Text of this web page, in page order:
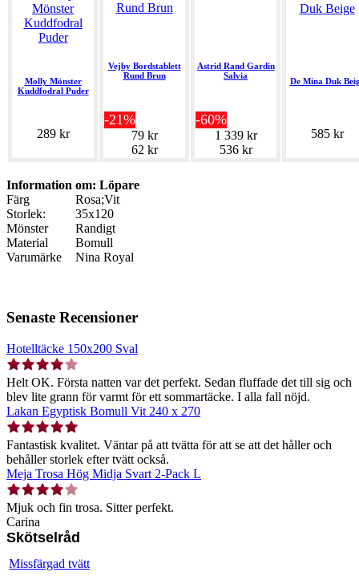
Molly Mönster
Kuddfodral Puder
289 kr
Vejby Bordstablett
Rund Brun
-21%
79 kr
62 kr
Astrid Rand Gardin
Salvia
-60%
1 339 kr
536 kr
De Mina Duk
585 kr
Information om: Löpare
Färg
Rosa;Vit
Storlek:
35x120
Mönster
Randigt
Material
Bomull
Varumärke
Nina Royal
Senaste Recensioner
Hotelltäcke 150x200 Sval
Helt OK. Första natten var det perfekt. Sedan fluffade det till sig och
blev lite grann för varmt för ett sommartäcke. I alla fall nöjd.
Lakan Egyptisk Bomull Vit 240 x 270
Fantastisk kvalitet. Väntar på att tvätta för att se att det håller och
behåller storlek efter tvätt också.
Meja Trosa Hög Midja Svart 2-Pack L
Mjuk och fin trosa. Sitter perfekt.
Carina
Skötselråd
Missfärgad tvätt